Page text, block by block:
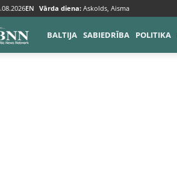
EN Vārda diena: Askolds, Aisma
BALTIJA SABIEDRĪBA POLITIKA
Avens